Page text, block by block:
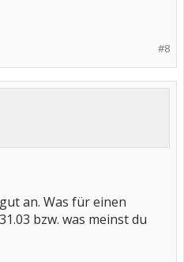
#8
an. Was für einen
bzw. was meinst du